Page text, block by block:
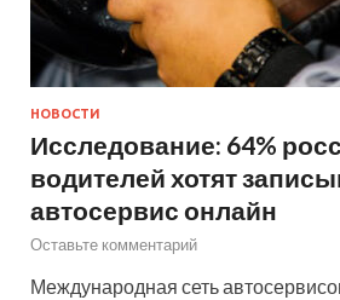
НОВОСТИ
Исследование: 64%
водителей хотят
автосервис онлайн
Оставьте комментарий
Международная сеть